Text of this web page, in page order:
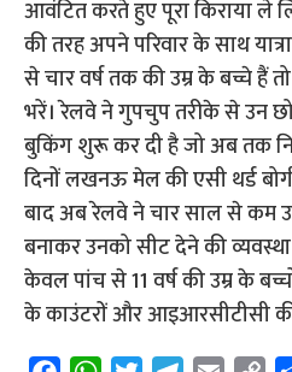
आवंटित करते हुए पूरा किराया ले
की तरह अपने परिवार के साथ
से चार वर्ष तक की उम्र के बच्चे हैं
भरें। रेलवे ने गुपचुप तरीके से उन
बुकिंग शुरू कर दी है जो अब तक
दिनों लखनऊ मेल की एसी थर्ड
बाद अब रेलवे ने चार साल से कम
बनाकर उनको सीट देने की
केवल पांच से 11 वर्ष की उम्र के
के काउंटरों और आइआरसीटीसी